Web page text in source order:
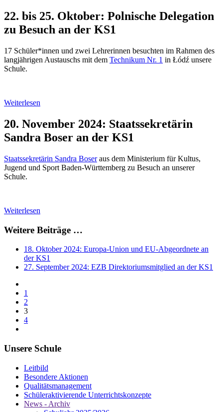
22. bis 25. Oktober: Polnische Delegation
zu Besuch an der KS1
17 Schüler*innen und zwei Lehrerinnen besuchten im Rahmen des
langjährigen Austauschs mit dem Technikum Nr. 1 in Łódź unsere
Schule.
Weiterlesen
20. November 2024: Staatssekretärin
Sandra Boser an der KS1
Staatssekretärin Sandra Boseraus dem Ministerium für Kultus,
Jugend und Sport Baden-Württemberg zu Besuch an unserer
Schule.
Weiterlesen
Weitere Beiträge …
18. Oktober 2024: Europa-Union und EU-Abgeordnete an
der KS1
27. September 2024: EZB Direktoriumsmitglied an der KS1
1
2
3
4
Unsere Schule
Leitbild
Besondere Aktionen
Qualitätsmanagement
Schüleraktivierende Unterrichtskonzepte
News - Archiv